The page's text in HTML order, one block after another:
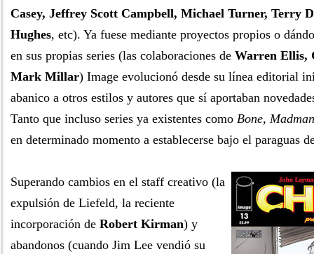
Casey, Jeffrey Scott Campbell, Michael Turner, Terry
Hughes, etc). Ya fuese mediante proyectos propios o
en sus propias series (las colaboraciones de Warren Ellis,
Mark Millar) Image evolucionó desde su línea editorial
abanico a otros estilos y autores que sí aportaban
Tanto que incluso series ya existentes como Bone, Madman
en determinado momento a establecerse bajo el paraguas
Superando cambios en el staff creativo (la
expulsión de Liefeld, la reciente
incorporación de Robert Kirman) y
abandonos (cuando Jim Lee vendió su